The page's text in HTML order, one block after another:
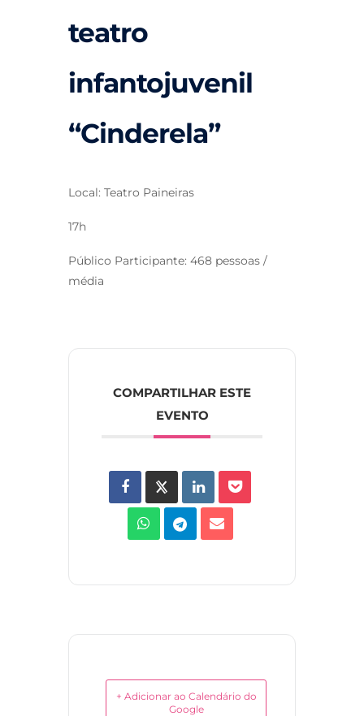
teatro
infantojuvenil
“Cinderela”
Local: Teatro Paineiras
17h
Público Participante: 468 pessoas /
média
COMPARTILHAR ESTE
EVENTO
+ Adicionar ao Calendário do
Google